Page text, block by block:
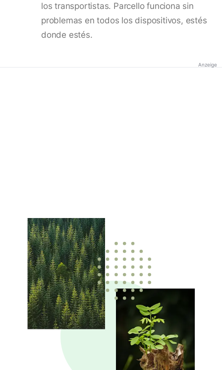
los transportistas. Parcello funciona sin
problemas en todos los dispositivos, estés
donde estés.
Anzeige